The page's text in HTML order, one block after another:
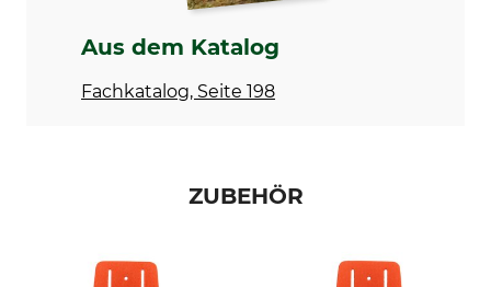
Aus dem Katalog
Fachkatalog, Seite 198
ZUBEHÖR